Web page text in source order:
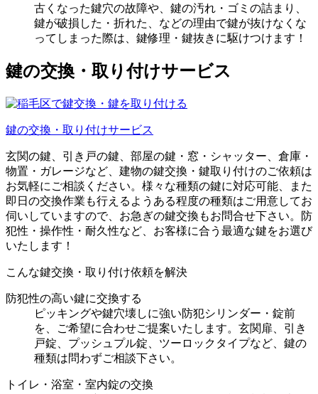
古くなった鍵穴の故障や、鍵の汚れ・ゴミの詰まり、
鍵が破損した・折れた、などの理由で鍵が抜けなくな
ってしまった際は、鍵修理・鍵抜きに駆けつけます！
鍵の交換・取り付けサービス
鍵の交換・取り付けサービス
玄関の鍵、引き戸の鍵、部屋の鍵・窓・シャッター、倉庫・
物置・ガレージなど、建物の鍵交換・鍵取り付けのご依頼は
お気軽にご相談ください。様々な種類の鍵に対応可能、また
即日の交換作業も行えるようある程度の種類はご用意してお
伺いしていますので、お急ぎの鍵交換もお問合せ下さい。防
犯性・操作性・耐久性など、お客様に合う最適な鍵をお選び
いたします！
こんな鍵交換・取り付け依頼を解決
防犯性の高い鍵に交換する
ピッキングや鍵穴壊しに強い防犯シリンダー・錠前
を、ご希望に合わせご提案いたします。玄関扉、引き
戸錠、プッシュプル錠、ツーロックタイプなど、鍵の
種類は問わずご相談下さい。
トイレ・浴室・室内錠の交換